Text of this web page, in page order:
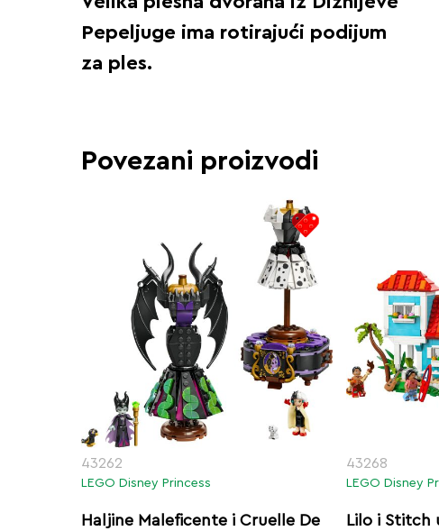
Pepeljuge ima rotirajući podijum
za ples.
Povezani proizvodi
43262
LEGO Disney Princess
Haljine Maleficente i Cruelle De
43268
LEGO Disney
Lilo i Stitch